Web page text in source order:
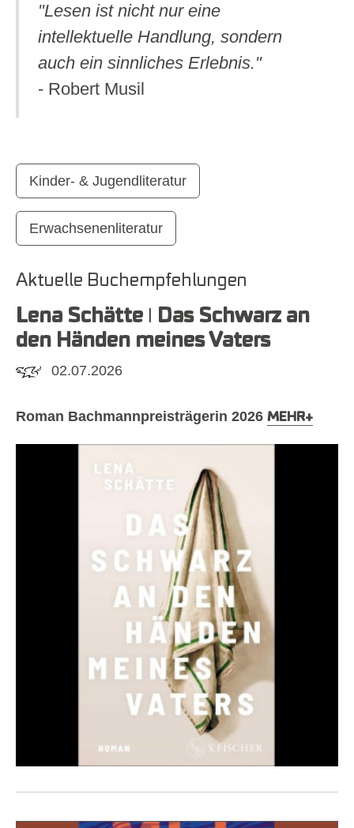
"Lesen ist nicht nur eine
intellektuelle Handlung, sondern
auch ein sinnliches Erlebnis."
- Robert Musil
Kinder- & Jugendliteratur
Erwachsenenliteratur
Aktuelle Buchempfehlungen
Lena Schätte ǀ Das Schwarz an
den Händen meines Vaters
Roman Bachmannpreisträgerin 2026 MEHR+
02.07.2026